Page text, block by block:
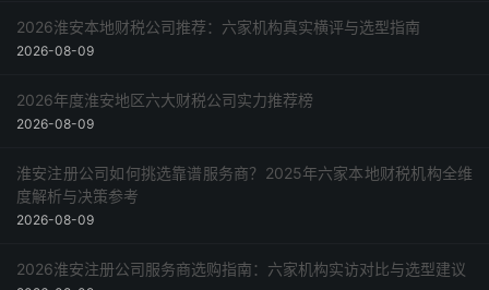
2026淮安本地财税公司推荐：六家机构真实横评与选型指南
2026-08-09
2026年度淮安地区六大财税公司实力推荐榜
2026-08-09
淮安注册公司如何挑选靠谱服务商？2025年六家本地财税机构全维
度解析与决策参考
2026-08-09
2026淮安注册公司服务商选购指南：六家机构实访对比与选型建议